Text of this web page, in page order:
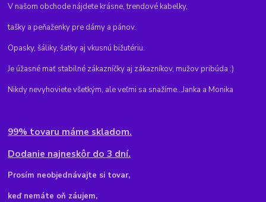
V našom obchode nájdete krásne, trendové kabelky,
tašky a peňaženky pre dámy a pánov.
Opasky, šáliky, šatky aj vkusnú bižutériu.
Je úžasné mať stabilné zákazníčky aj zákazníkov, mužov pribúda :)
Nikdy nevyhoviete všetkým, ale veľmi sa snažíme...Janka a Monika
99% tovaru máme skladom.
Dodanie najneskôr do 3 dní.
Prosím neobjednávajte si tovar,
keď nemáte oň záujem,